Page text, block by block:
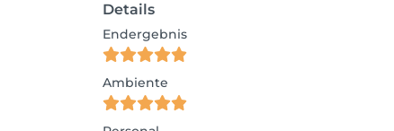
Details
Endergebnis
Ambiente